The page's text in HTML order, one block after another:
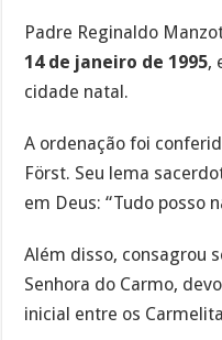
Padre Reginaldo
14 de janeiro de 1995,
cidade natal.
A ordenação foi
Först. Seu lema
em Deus: “Tudo posso
Além disso, consagrou
Senhora do Carmo,
inicial entre os